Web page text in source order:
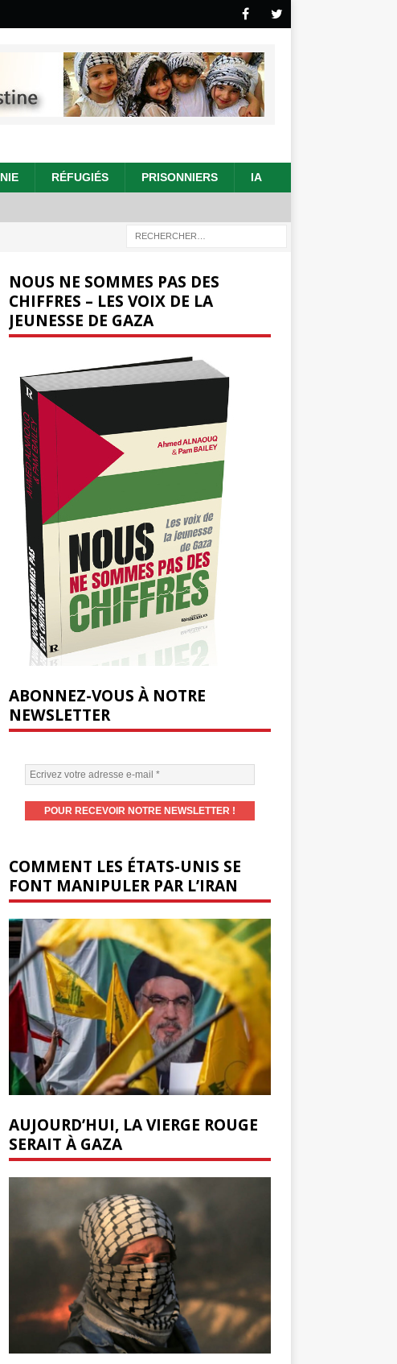
RÉFUGIÉS PRISONNIERS IA
NOUS NE SOMMES PAS DES
CHIFFRES – LES VOIX DE LA
JEUNESSE DE GAZA
ABONNEZ-VOUS À NOTRE
NEWSLETTER
COMMENT LES ÉTATS-UNIS SE
FONT MANIPULER PAR L’IRAN
AUJOURD’HUI, LA VIERGE ROUGE
SERAIT À GAZA